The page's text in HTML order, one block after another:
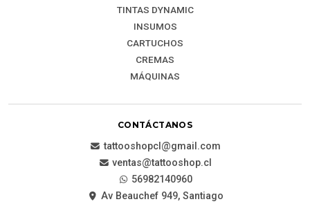
TINTAS DYNAMIC
INSUMOS
CARTUCHOS
CREMAS
MÁQUINAS
CONTÁCTANOS
tattooshopcl@gmail.com
ventas@tattooshop.cl
56982140960
Av Beauchef 949, Santiago